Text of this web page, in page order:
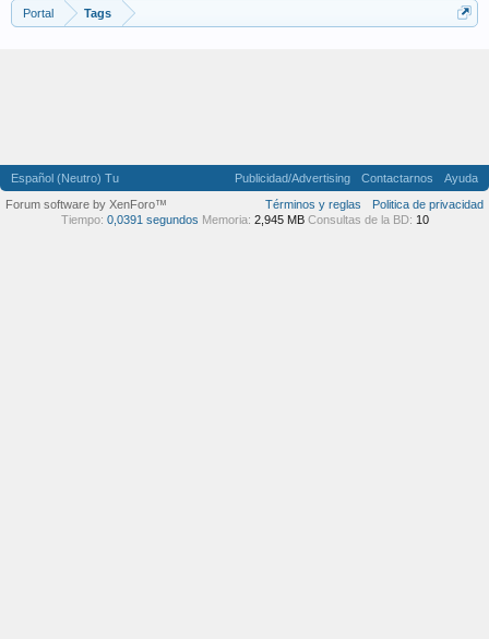
Portal Tags
Español (Neutro) Tu Publicidad/Advertising Contactarnos
Ayuda
Términos y reglas
Politica de privacidad
Forum software by XenForo™
Tiempo: 0,0391 segundos Memoria: 2,945 MB Consultas de la BD: 10